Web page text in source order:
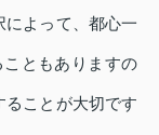
によって、都心一
ともありますの
ることが大切です